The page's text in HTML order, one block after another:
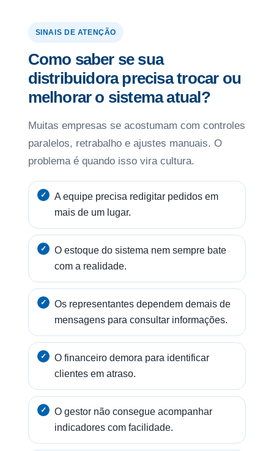
SINAIS DE ATENÇÃO
Como saber se sua
distribuidora precisa trocar ou
melhorar o sistema atual?
Muitas empresas se acostumam com controles
paralelos, retrabalho e ajustes manuais. O
problema é quando isso vira cultura.
A equipe precisa redigitar pedidos em
mais de um lugar.
O estoque do sistema nem sempre bate
com a realidade.
Os representantes dependem demais de
mensagens para consultar informações.
O financeiro demora para identificar
clientes em atraso.
O gestor não consegue acompanhar
indicadores com facilidade.